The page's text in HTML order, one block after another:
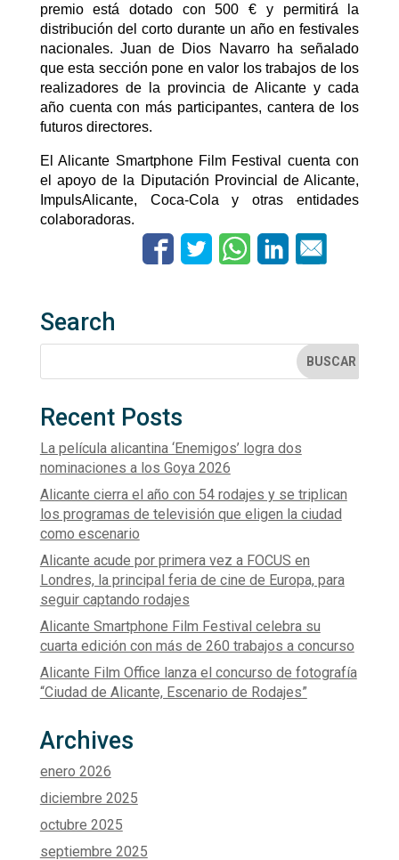
premio está dotado con 500 € y permitirá la
distribución del corto durante un año en festivales
nacionales.Juan de Dios Navarro ha señalado
que esta sección pone en valor los trabajos de los
realizadores de la provincia de Alicante y cada
año cuenta con más participantes, cantera de los
futuros directores.
El Alicante Smartphone Film Festival cuenta con
el apoyo de la Diputación Provincial de Alicante,
ImpulsAlicante, Coca-Cola y otras entidades
colaboradoras.
Search
Recent Posts
La película alicantina ‘Enemigos’ logra dos
nominaciones a los Goya 2026
Alicante cierra el año con 54 rodajes y se triplican
los programas de televisión que eligen la ciudad
como escenario
Alicante acude por primera vez a FOCUS en
Londres, la principal feria de cine de Europa, para
seguir captando rodajes
Alicante Smartphone Film Festival celebra su
cuarta edición con más de 260 trabajos a concurso
Alicante Film Office lanza el concurso de fotografía
“Ciudad de Alicante, Escenario de Rodajes”
Archives
enero 2026
diciembre 2025
octubre 2025
septiembre 2025